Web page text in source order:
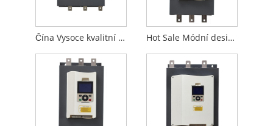
Čína Vysoce kvalitní 185KW vestavěný obtokový softstartér 3fázový originál pro řízení motoru Hot Sale Módní design 90KW Vestavěný obtokový softstartér pro textilní průmysl